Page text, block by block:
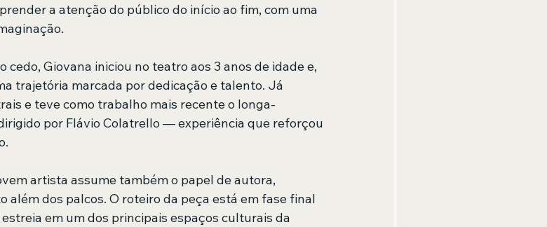
a atenção do público do início ao fim, com uma
Giovana iniciou no teatro aos 3 anos de idade e,
trajetória marcada por dedicação e talento. Já
e teve como trabalho mais recente o longa-
por Flávio Colatrello — experiência que reforçou
artista assume também o papel de autora,
além dos palcos. O roteiro da peça está em fase final
em um dos principais espaços culturais da